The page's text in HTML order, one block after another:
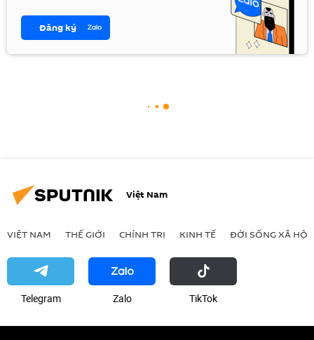
Đăng ký
Việt Nam
VIỆT NAM THẾ GIỚI CHÍNH TRỊ KINH TẾ ĐỜI SỐNG XÃ HỘI
Telegram Zalo ТikТоk